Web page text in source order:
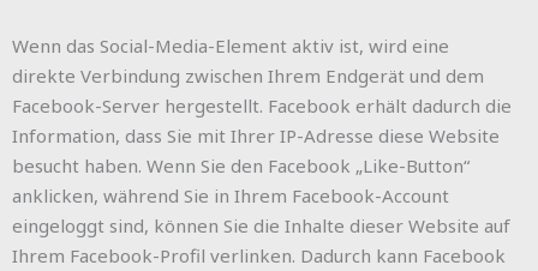
Wenn das Social-Media-Element aktiv ist, wird eine
direkte Verbindung zwischen Ihrem Endgerät und dem
Facebook-Server hergestellt. Facebook erhält dadurch die
Information, dass Sie mit Ihrer IP-Adresse diese Website
besucht haben. Wenn Sie den Facebook „Like-Button“
anklicken, während Sie in Ihrem Facebook-Account
eingeloggt sind, können Sie die Inhalte dieser Website auf
Ihrem Facebook-Profil verlinken. Dadurch kann Facebook